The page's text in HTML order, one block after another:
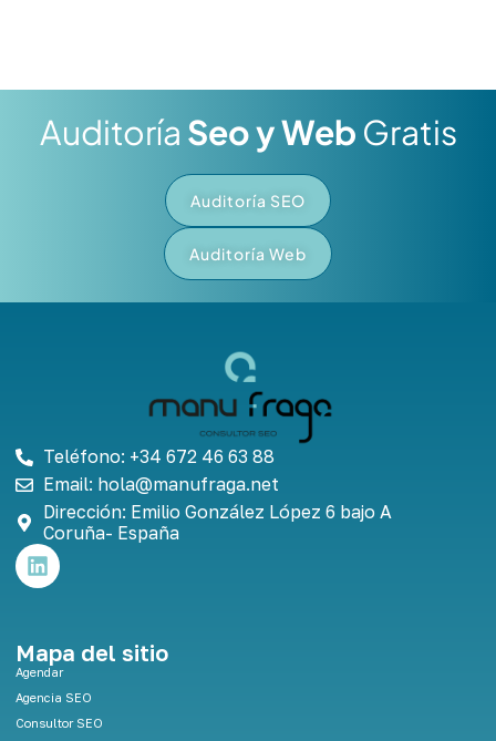
Auditoría Seo y Web Gratis
Auditoría SEO
Auditoría Web
Teléfono: +34 672 46 63 88
Email: hola@manufraga.net
Dirección: Emilio González López 6 bajo A
Coruña- España
L
i
e
d
n
Mapa del sitio
Agendar
Agencia SEO
Consultor SEO